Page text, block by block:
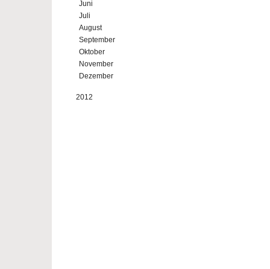
Juni
Juli
August
September
Oktober
November
Dezember
2012